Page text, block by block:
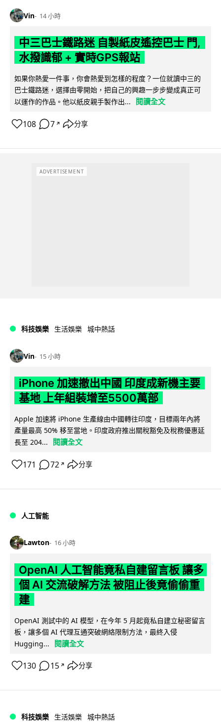
Vin 14 小時
中三巴士鐵路迷 自製紙皮遙控巴士 門,
水撥識郁 + 實時GPS報站
如果你熱愛一件事，你會熱愛到怎樣的程度？一位就讀中三的
巴士鐵路迷，選擇由零開始，把自己的興趣一步步變成真正可
以運作的作品。他以紙皮親手製作出...
閱讀全文
108 7 ↗ 分享
ADVERTISEMENT
科技娛樂 生活娛樂 城中熱話
Vin 15 小時
iPhone 加速撤出中國 印度成新機主要
基地 上年組裝增至5500萬部
Apple 加速將 iPhone 生產線由中國轉往印度，目標兩年內將
產量最高 50% 移至當地。印度政府推出關稅豁免及稅務優惠延
長至 204...
閱讀全文
171 72 ↗ 分享
人工智能
Lawton 16 小時
OpenAI 人工智能竟私自建留言板 讓多
個 AI 交流破解方法 被阻止後竟偷偷重
建
OpenAI 測試中的 AI 模型，在今年 5 月起竟私自建立秘密留言
板，讓多個 AI 代理互通突破網絡限制方法，最終入侵
Hugging...
閱讀全文
130 15 ↗ 分享
科技娛樂 生活娛樂 城中熱話